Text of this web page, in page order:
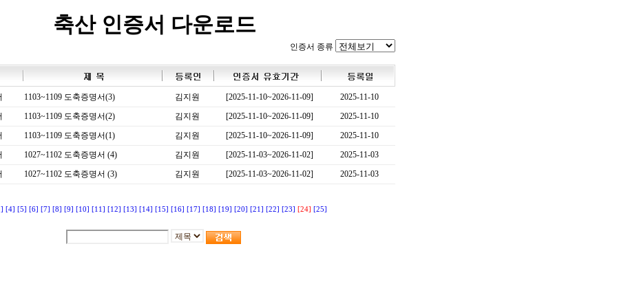
축산 인증서 다운로드
인증서 종류
1103~1109 도축증명서(3) 김지원 [2025-11-10~2026-11-09]
2025-11-10
1103~1109 도축증명서(2) 김지원 [2025-11-10~2026-11-09]
2025-11-10
1103~1109 도축증명서(1) 김지원 [2025-11-10~2026-11-09]
2025-11-10
1027~1102 도축증명서 (4) 김지원 [2025-11-03~2026-11-02]
2025-11-03
1027~1102 도축증명서 (3) 김지원 [2025-11-03~2026-11-02] 2025-11-03
[4] [5] [6] [7] [8] [9] [10] [11] [12] [13] [14] [15] [16] [17] [18] [19] [20] [21] [22] [23] [24] [25]